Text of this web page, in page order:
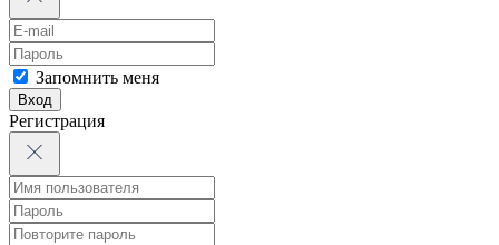
Запомнить меня
Вход
Регистрация